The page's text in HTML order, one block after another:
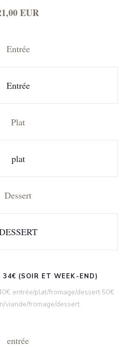
EUR
Entrée
Entrée
Plat
plat
Dessert
(SOIR ET WEEK-END)
entrée/plat/fromage/dessert 50€
viande/fromage/dessert
entrée